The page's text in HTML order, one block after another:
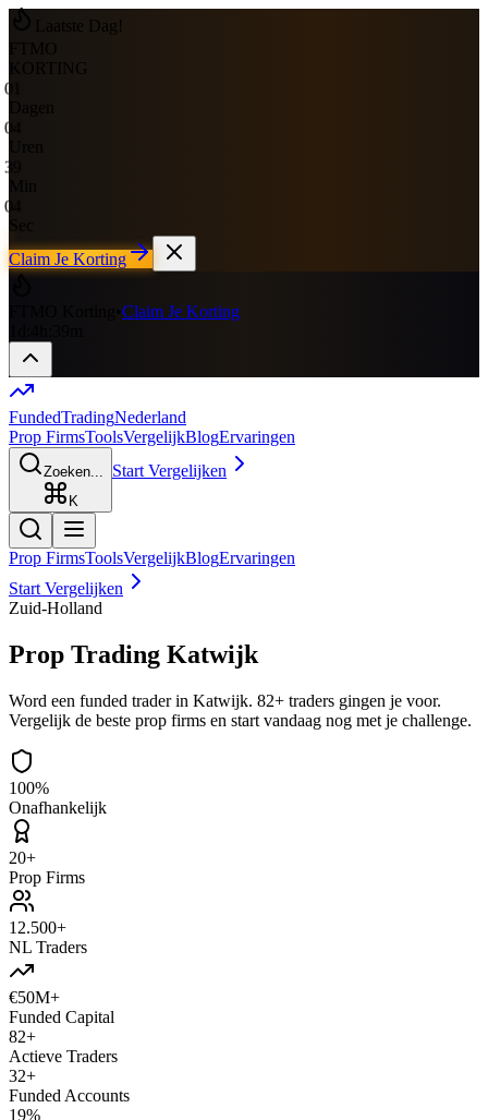
Laatste Dag!
FTMO
KORTING
01
Dagen
04
39
04
Sec
Claim Je Korting
Claim Je Korting
FundedTradingNederland
Prop FirmsToolsVergelijkBlogErvaringen
Zoeken...
K
Start Vergelijken
Prop FirmsToolsVergelijkBlogErvaringen
Start Vergelijken
Zuid-Holland
Prop Trading Katwijk
Word een funded trader in Katwijk. 82+ traders gingen je voor.
Vergelijk de beste prop firms en start vandaag nog met je challenge.
100%
Onafhankelijk
20+
Prop Firms
12.500+
NL Traders
€50M+
Funded Capital
82+
Actieve Traders
32+
Funded Accounts
19%